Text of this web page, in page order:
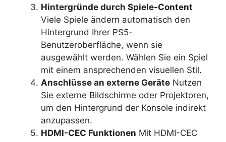
Hintergründe durch Spiele-Content
Viele Spiele ändern automatisch den
Hintergrund Ihrer PS5-
Benutzeroberfläche, wenn sie
ausgewählt werden. Wählen Sie ein Spiel
mit einem ansprechenden visuellen Stil.
Anschlüsse an externe Geräte Nutzen
Sie externe Bildschirme oder Projektoren,
um den Hintergrund der Konsole indirekt
anzupassen.
HDMI-CEC Funktionen Mit HDMI-CEC